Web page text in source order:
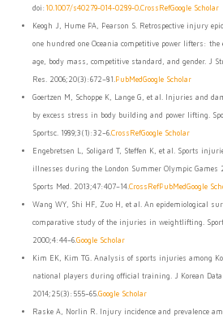
doi: 10.1007/s40279-014-0289-0.CrossRefGoogle Scholar
Keogh J, Hume PA, Pearson S. Retrospective injury
one hundred one Oceania competitive power lifters: the
age, body mass, competitive standard, and gender. J
Res. 2006;20(3):672–81.PubMedGoogle Scholar
Goertzen M, Schoppe K, Lange G, et al. Injuries and
by excess stress in body building and power lifting.
Sportsc. 1989;3(1):32–6.CrossRefGoogle Scholar
Engebretsen L, Soligard T, Steffen K, et al. Sports
illnesses during the London Summer Olympic Games
Sports Med. 2013;47:407–14.CrossRefPubMedGoogle
Wang WY, Shi HF, Zuo H, et al. An epidemiological
comparative study of the injuries in weightlifting.
2000;4:44–6.Google Scholar
Kim EK, Kim TG. Analysis of sports injuries among
national players during official training. J Korean Data
2014;25(3):555–65.Google Scholar
Raske A, Norlin R. Injury incidence and prevalence